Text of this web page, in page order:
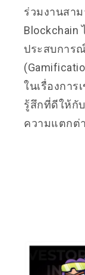
ร่วมงานสา
Blockchain
ประสบการ
ในเรื่องการ
รู้สึกที่ดีให้กั
ความแตกต่